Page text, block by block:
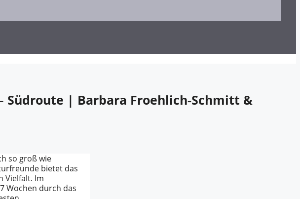
Südroute | Barbara Froehlich-Schmitt &
so groß wie
bietet das
Vielfalt. Im
Wochen durch das